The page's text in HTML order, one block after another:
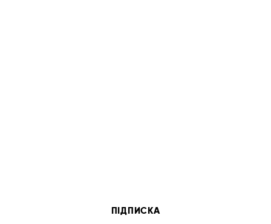
ПІДПИСКА